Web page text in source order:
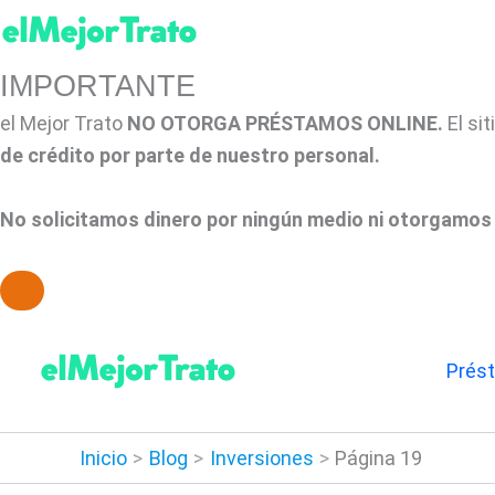
IMPORTANTE
el Mejor Trato NO OTORGA PRÉSTAMOS ONLINE. El
de crédito por parte de nuestro personal.
No solicitamos dinero por ningún medio ni
contenido
Inicio Blog Inversiones Página 19